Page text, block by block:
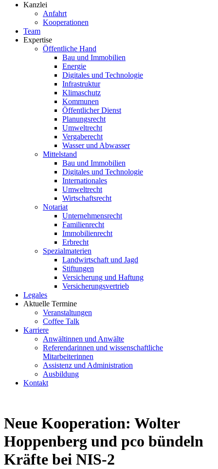
Kanzlei
Anfahrt
Kooperationen
Team
Expertise
Öffentliche Hand
Bau und Immobilien
Energie
Digitales und Technologie
Infrastruktur
Klimaschutz
Kommunen
Öffentlicher Dienst
Planungsrecht
Umweltrecht
Vergaberecht
Wasser und Abwasser
Mittelstand
Bau und Immobilien
Digitales und Technologie
Internationales
Umweltrecht
Wirtschaftsrecht
Notariat
Unternehmensrecht
Familienrecht
Immobilienrecht
Erbrecht
Spezialmaterien
Landwirtschaft und Jagd
Stiftungen
Versicherung und Haftung
Versicherungsvertrieb
Legales
Aktuelle Termine
Veranstaltungen
Coffee Talk
Karriere
Anwältinnen und Anwälte
Referendarinnen und wissenschaftliche
Mitarbeiterinnen
Assistenz und Administration
Ausbildung
Kontakt
Neue Kooperation: Wolter
Hoppenberg und pco bündeln
Kräfte bei NIS-2